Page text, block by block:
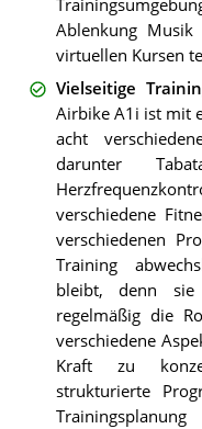
Ablenkung
virtuellen Kursen
Vielseitige
Airbike A1i ist mit
acht
darunter
verschiedene
verschiedenen
Training
bleibt, denn sie
regelmäßig die
verschiedene
Kraft zu
strukturierte